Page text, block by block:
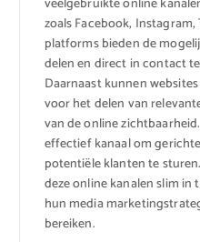
zoals Facebook,
platforms bieden de
delen en direct in contact
Daarnaast kunnen
voor het delen van
van de online
effectief kanaal om
potentiële klanten te
deze online kanalen slim
hun media
bereiken.